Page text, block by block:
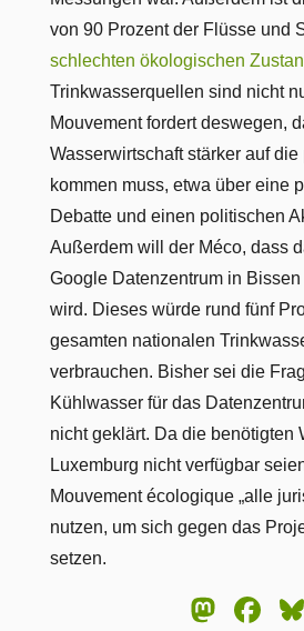
von 90 Prozent der Flüsse und
schlechten ökologischen
Trinkwasserquellen sind nicht
Mouvement fordert deswegen,
Wasserwirtschaft stärker auf
kommen muss, etwa über eine
Debatte und einen politischen
Außerdem will der Méco, dass
Google Datenzentrum in
wird. Dieses würde rund fünf
gesamten nationalen
verbrauchen. Bisher sei die
Kühlwasser für das
nicht geklärt. Da die benötigten
Luxemburg nicht verfügbar
Mouvement écologique „alle
nutzen, um sich gegen das
setzen.